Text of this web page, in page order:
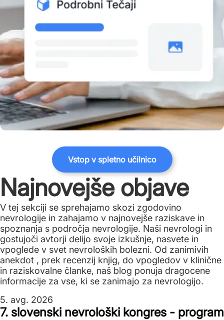
Vstop v spletno učilnico
Najnovejše objave
V tej sekciji se sprehajamo skozi zgodovino
nevrologije in zahajamo v najnovejše raziskave in
spoznanja s področja nevrologije. Naši nevrologi in
gostujoči avtorji delijo svoje izkušnje, nasvete in
vpoglede v svet nevroloških bolezni. Od zanimivih
anekdot , prek recenzij knjig, do vpogledov v klinične
in raziskovalne članke, naš blog ponuja dragocene
informacije za vse, ki se zanimajo za nevrologijo.
5. avg. 2026
7. slovenski nevrološki kongres - program